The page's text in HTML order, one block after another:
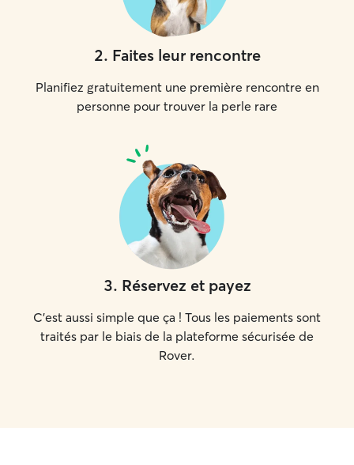
2. Faites leur rencontre
Planifiez gratuitement une première rencontre en
personne pour trouver la perle rare
3. Réservez et payez
C'est aussi simple que ça ! Tous les paiements sont
traités par le biais de la plateforme sécurisée de
Rover.